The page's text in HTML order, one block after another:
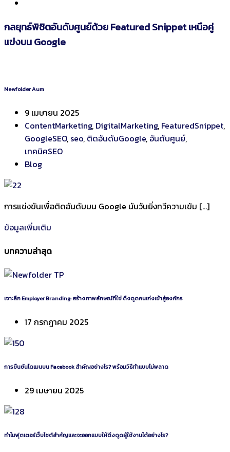
กลยุทธ์พิชิตอันดับศูนย์ด้วย Featured Snippet เหนือคู่
แข่งบน Google
Newfolder Aum
9 เมษายน 2025
ContentMarketing, DigitalMarketing, FeaturedSnippet,
GoogleSEO, seo, ติดอันดับGoogle, อันดับศูนย์,
เทคนิคSEO
Blog
การแข่งขันเพื่อติดอันดับบน Google นับวันยิ่งทวีความเข้ม […]
ข้อมูลเพิ่มเติม
บทความล่าสุด
เจาะลึก Employer Branding: สร้างภาพลักษณ์ที่ใช่ ดึงดูดคนเก่งเข้าสู่องค์กร
17 กรกฎาคม 2025
การยืนยันโดเมนบน Facebook สำคัญอย่างไร? พร้อมวิธีทำแบบไม่พลาด
29 เมษายน 2025
ทำไมฟุตเตอร์เว็บไซต์สำคัญและจะออกแบบให้ดึงดูดผู้ใช้งานได้อย่างไร?